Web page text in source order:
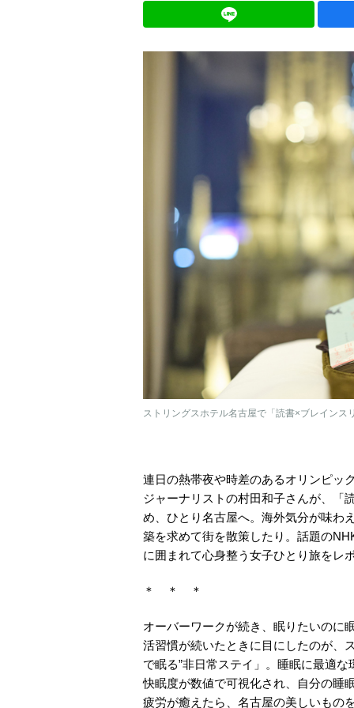
ストリングスホテル名古屋で「読書×ブレインス
連日の熱帯夜や時差のあるオリンピ
ジャーナリストの村田和子さんが、「
め、ひとり名古屋へ。海外気分が味わ
築を求めて街を散策したり。話題の
に囲まれて心身整う女子ひとり旅をレ
＊ ＊ ＊
オーバーワークが続き、眠りたいの
活習慣が続いたときに目にしたのが、
で眠る”非日常ステイ」。睡眠に最適
快眠度が数値で可視化され、自分の睡
疲労が癒えたら、名古屋の美しいもの